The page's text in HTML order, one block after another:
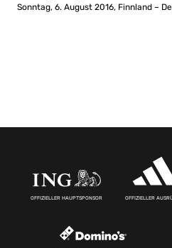
Sonntag, 6. August 2016, Finnland –
OFFIZIELLER HAUPTSPONSOR OFFIZIELLER